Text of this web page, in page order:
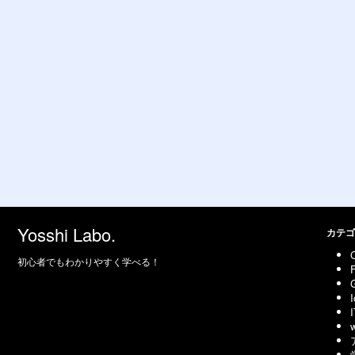
カテ
Yosshi Labo.
初心者でもわかりやすく学べる！